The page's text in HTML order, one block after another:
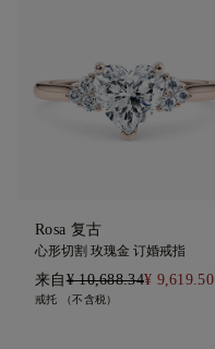
Rosa 复古
心形切割 玫瑰金 订婚戒指
来自¥ 10,688.34¥ 9,619.50
戒托 （不含税）